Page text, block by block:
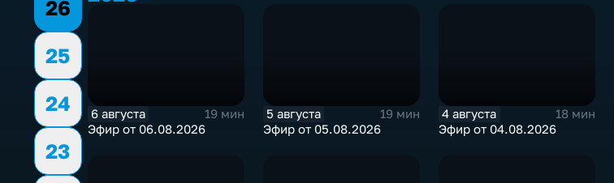
26
25
24
23
6 августа
19 мин
Эфир от 06.08.2026
5 августа
19 мин
Эфир от 05.08.2026
4 августа
18 мин
Эфир от 04.08.2026